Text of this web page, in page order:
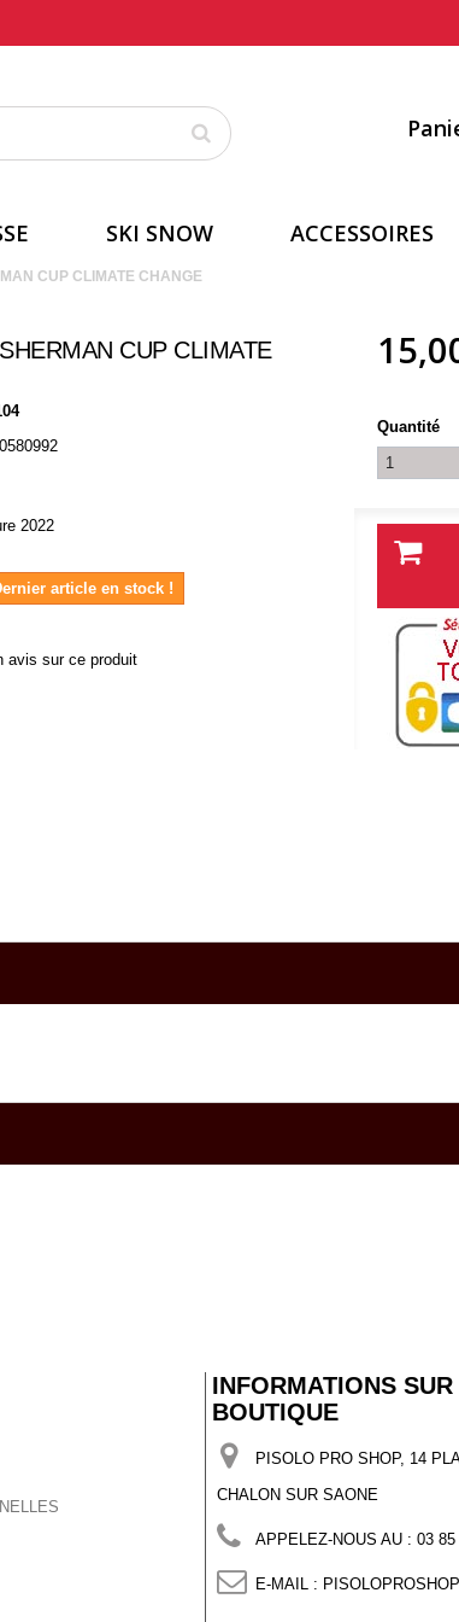
SKI SNOW ACCESSOIRES
CUP CLIMATE CHANGE
CUP CLIMATE
2022
article en stock !
avis sur ce produit
Quantité
INFORMATIONS
BOUTIQUE
PISOLO PRO SHOP, 14
CHALON SUR SAONE
APPELEZ-NOUS AU :03
E-MAIL :